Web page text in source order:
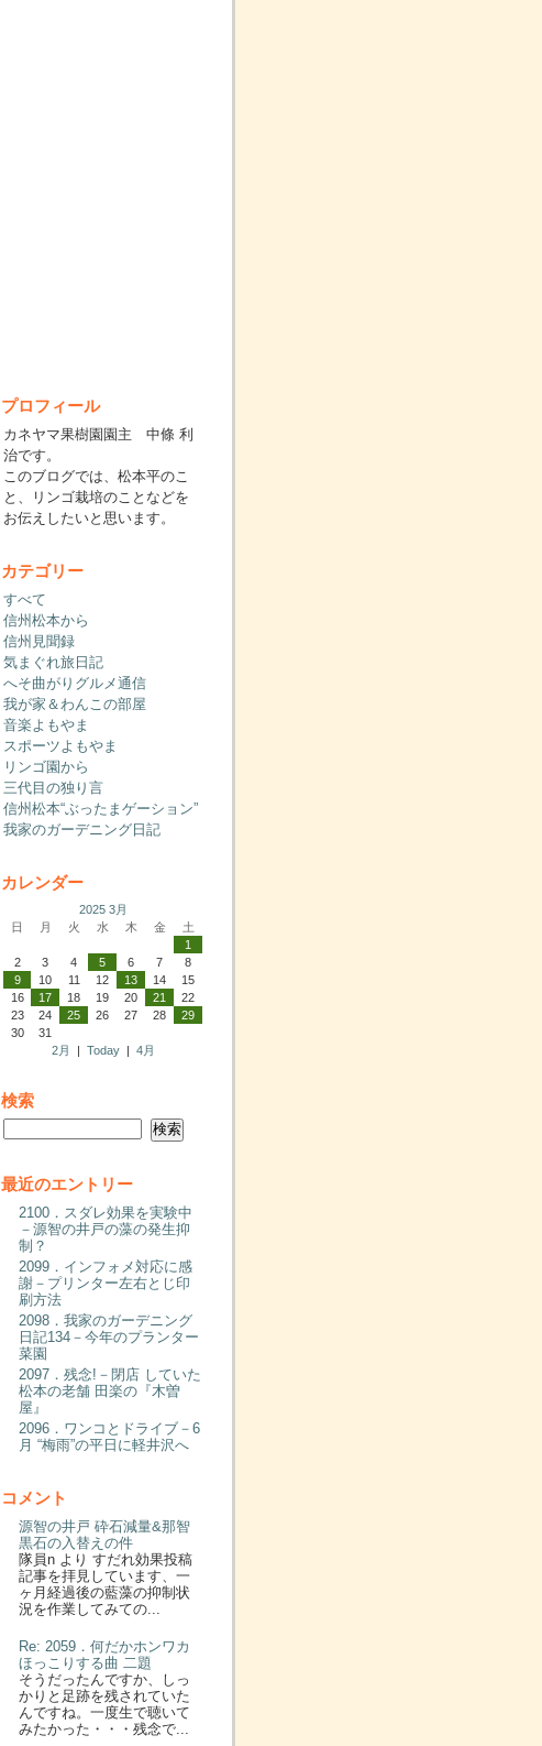
プロフィール
カネヤマ果樹園園主 中條 利
治です。
このブログでは、松本平のこ
と、リンゴ栽培のことなどを
お伝えしたいと思います。
カテゴリー
すべて
信州松本から
信州見聞録
気まぐれ旅日記
へそ曲がりグルメ通信
我が家＆わんこの部屋
音楽よもやま
スポーツよもやま
リンゴ園から
三代目の独り言
信州松本“ぶったまゲーション”
我家のガーデニング日記
カレンダー
2025 3月
日
月 火 水 木 金
土
1
2
3 4 5 6 7
8
9
10 11 12 13 14
15
16
17 18 19 20 21
22
23
24 25 26 27 28
29
30
31
2月
| Today| 4月
検索
最近のエントリー
2100．スダレ効果を実験中
－源智の井戸の藻の発生抑
制？
2099．インフォメ対応に感
謝－プリンター左右とじ印
刷方法
2098．我家のガーデニング
日記134－今年のプランター
菜園
2097．残念!－閉店 していた
松本の老舗 田楽の『木曽
屋』
2096．ワンコとドライブ－6
月 “梅雨”の平日に軽井沢へ
コメント
源智の井戸 砕石減量&那智
黒石の入替えの件
隊員n より すだれ効果投稿
記事を拝見しています、一
ヶ月経過後の藍藻の抑制状
況を作業してみての...
Re: 2059．何だかホンワカ
ほっこりする曲 二題
そうだったんですか、しっ
かりと足跡を残されていた
んですね。一度生で聴いて
みたかった・・・残念で...